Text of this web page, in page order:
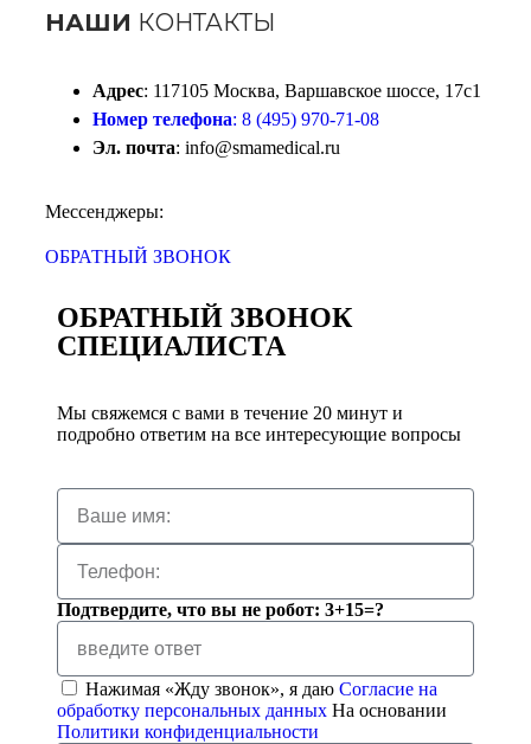
НАШИ КОНТАКТЫ
Адрес: 117105 Москва, Варшавское шоссе, 17с1
Номер телефона: 8 (495) 970-71-08
Эл. почта: info@smamedical.ru
Мессенджеры:
ОБРАТНЫЙ ЗВОНОК
ОБРАТНЫЙ ЗВОНОК
СПЕЦИАЛИСТА
Мы свяжемся с вами в течение 20 минут и
подробно ответим на все интересующие вопросы
Подтвердите, что вы не робот: 3+15=?
Нажимая «Жду звонок», я даю Согласие на
обработку персональных данных На основании
Политики конфиденциальности